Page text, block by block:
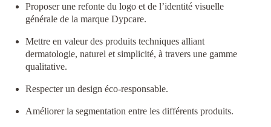
Proposer une refonte du logo et de l’identité visuelle
générale de la marque Dypcare.
Mettre en valeur des produits techniques alliant
dermatologie, naturel et simplicité, à travers une gamme
qualitative.
Respecter un design éco-responsable.
Améliorer la segmentation entre les différents produits.